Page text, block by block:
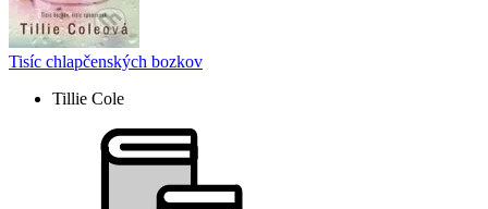
Tisíc chlapčenských bozkov
Tillie Cole